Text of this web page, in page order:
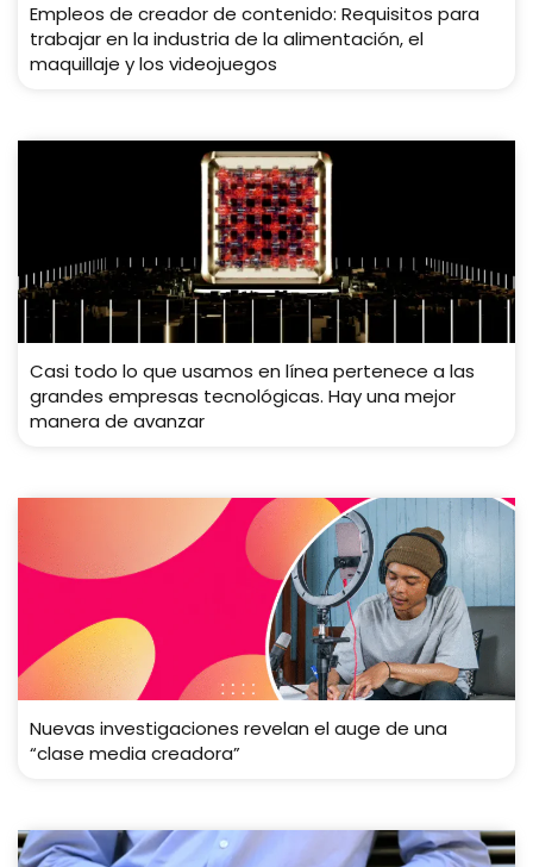
Empleos de creador de contenido: Requisitos para
trabajar en la industria de la alimentación, el
maquillaje y los videojuegos
Casi todo lo que usamos en línea pertenece a las
grandes empresas tecnológicas. Hay una mejor
manera de avanzar
Nuevas investigaciones revelan el auge de una
“clase media creadora”